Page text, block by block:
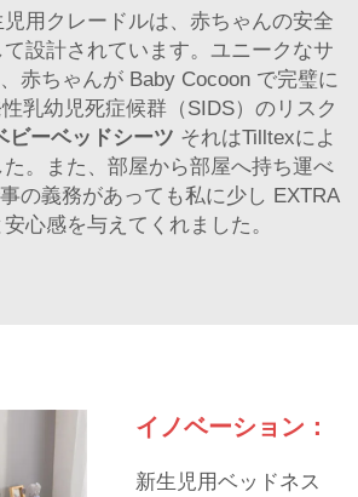
用クレードルは、赤ちゃんの安全
設計されています。ユニークなサ
赤ちゃんが Baby Cocoon で完璧に
乳幼児死症候群（SIDS）のリスク
ビーベッドシーツ それはTilltexによ
。また、部屋から部屋へ持ち運べ
の義務があっても私に少し EXTRA
心感を与えてくれました。
イノベーション：
新生児用ベッドネス